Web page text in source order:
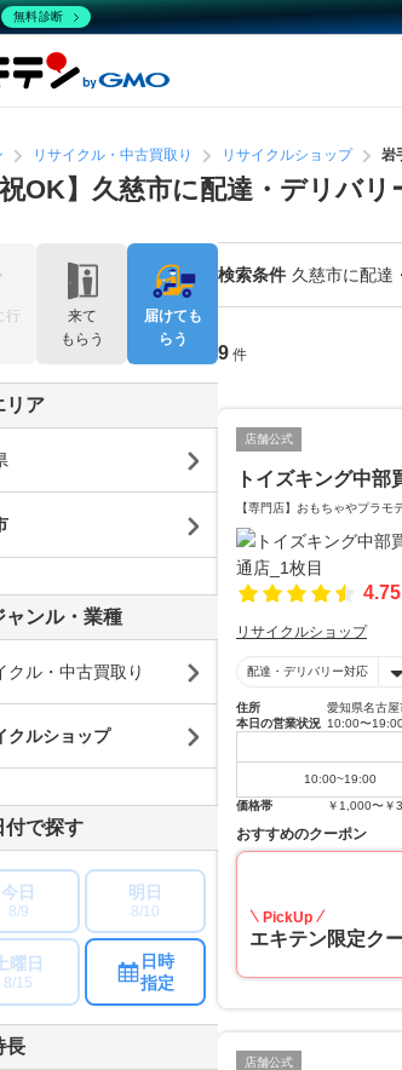
リサイクル・中古買取り リサイクルショップ 岩
祝OK】久慈市に配達・デリバ
検索条件 久慈市に配達
9 件
店舗公式
トイズキング中
【専門店】おもちゃやプラモ
4.75
リサイクルショップ
配達・デリバリー対応
住所
愛知県名古
本日の営業状況 10:00〜
10:00~19:00
価格帯
￥1,000〜￥
おすすめのクーポン
PickUp
エキテン限定ク
店舗公式
行
来て
もらう
届けても
らう
リア
ャンル・業種
クル・中古買取り
クルショップ
付で探す
今日
8/9
明日
8/10
曜日
8/15
日時
指定
長
無料診断